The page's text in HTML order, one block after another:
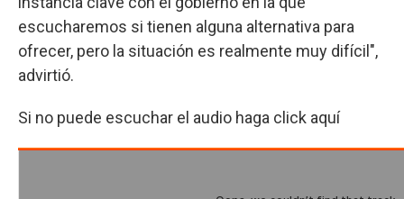
escucharemos si tienen alguna alternativa para
ofrecer, pero la situación es realmente muy difícil",
advirtió.
Si no puede escuchar el audio haga click aquí